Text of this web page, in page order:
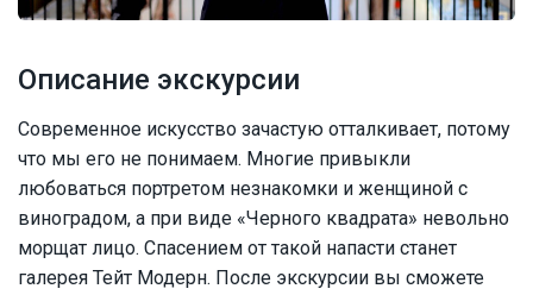
Описание экскурсии
Современное искусство зачастую отталкивает, потому
что мы его не понимаем. Многие привыкли
любоваться портретом незнакомки и женщиной с
виноградом, а при виде «Черного квадрата» невольно
морщат лицо. Спасением от такой напасти станет
галерея Тейт Модерн. После экскурсии вы сможете